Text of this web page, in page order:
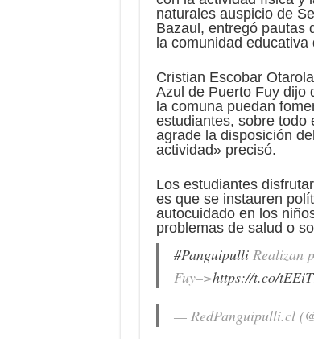
naturales auspicio de
Bazaul, entregó pautas
la comunidad educativa
Cristian Escobar
Azul de Puerto Fuy dijo
la comuna puedan
estudiantes, sobre todo
agrade la disposición
actividad» precisó.
Los estudiantes
es que se instauren
autocuidado en los
problemas de salud o
#PanguipulliRealizan
Fuy–>https://t.co/
— RedPanguipulli.cl